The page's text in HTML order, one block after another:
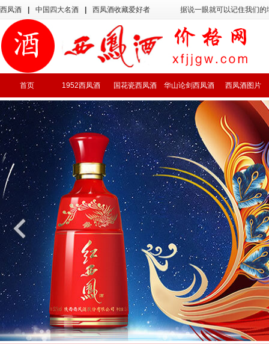
西凤酒 中国四大名酒 西凤酒收藏爱好者 据说一眼就可以记住我们
首页 1952西凤酒 国花瓷西凤酒 华山论剑西凤酒 西凤酒图片